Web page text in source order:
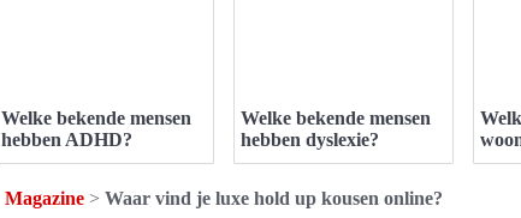
Welke bekende mensen
hebben ADHD?
Welke bekende mensen
hebben dyslexie?
Magazine > Waar vind je luxe hold up kousen online?